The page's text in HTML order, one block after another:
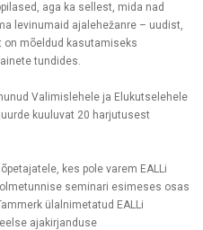
aga ka sellest, mida nad
levinumaid ajalehežanre – uudist,
on mõeldud kasutamiseks
tundides.
Valimislehele ja Elukutselehele
kuuluvat 20 harjutusest
kes pole varem EALLi
seminari esimeses osas
ülalnimetatud EALLi
ajakirjanduse